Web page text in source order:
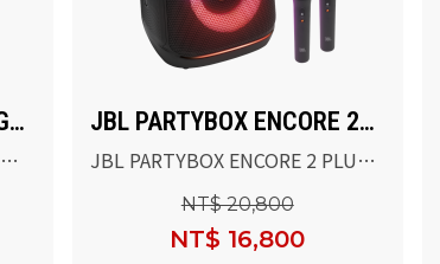
JBL PARTYBOX ENCORE 2
PLUS
JBL PARTYBOX ENCORE 2 PLUS
可攜式AI派對燈光藍牙喇叭
NT$ 20,800
NT$ 16,800